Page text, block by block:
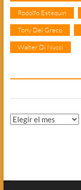
Rodolfo Estequin
Tony Del Greco
Walter Di Nucci
Archivos